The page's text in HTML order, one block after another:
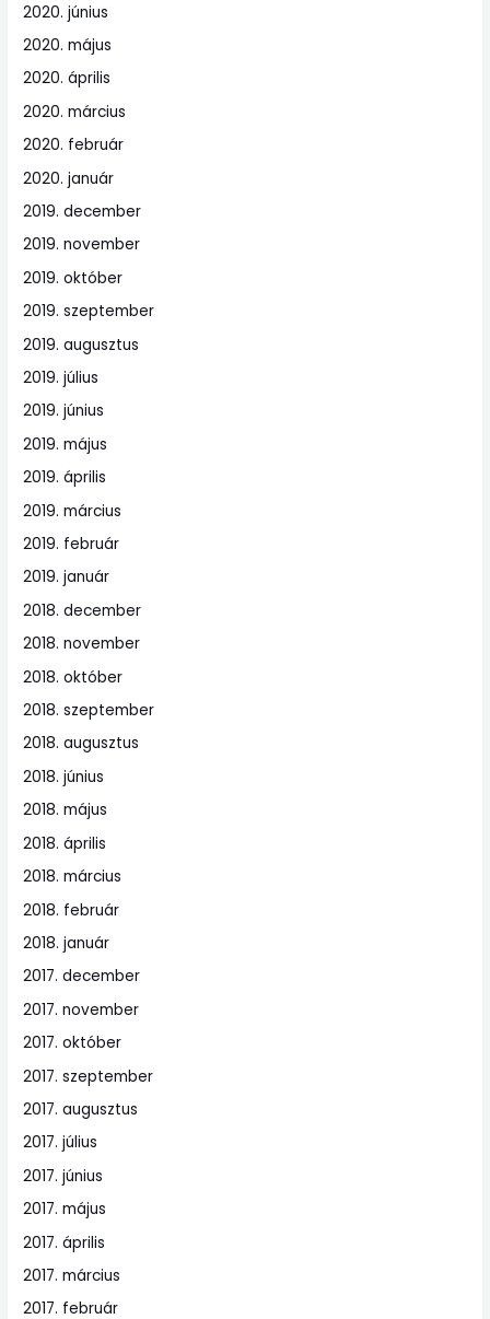
2020. június
2020. május
2020. április
2020. március
2020. február
2020. január
2019. december
2019. november
2019. október
2019. szeptember
2019. augusztus
2019. július
2019. június
2019. május
2019. április
2019. március
2019. február
2019. január
2018. december
2018. november
2018. október
2018. szeptember
2018. augusztus
2018. június
2018. május
2018. április
2018. március
2018. február
2018. január
2017. december
2017. november
2017. október
2017. szeptember
2017. augusztus
2017. július
2017. június
2017. május
2017. április
2017. március
2017. február